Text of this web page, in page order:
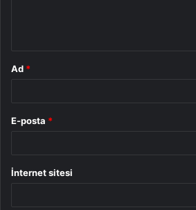
Ad *
E-posta *
İnternet sitesi